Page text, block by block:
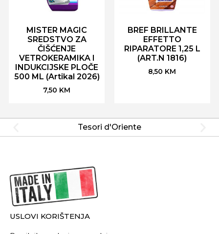
MISTER MAGIC
SREDSTVO ZA
ČIŠĆENJE
VETROKERAMIKA I
INDUKCIJSKE PLOČE
500 ML (Artikal 2026)
7,50 KM
BREF BRILLANTE
EFFETTO
RIPARATORE 1,25 L
(ART.N 1816)
8,50 KM
Tesori d'Oriente
USLOVI KORIŠTENJA